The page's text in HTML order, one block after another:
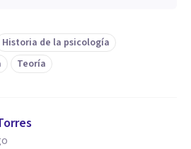
Historia de la psicología
Teoría